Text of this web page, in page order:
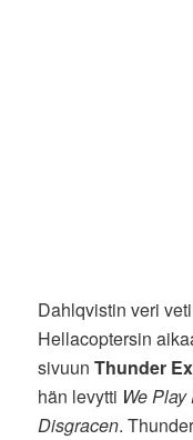
Dahlqvistin veri
Hellacoptersin
sivuunThunder
hän levytti We
Disgracen.